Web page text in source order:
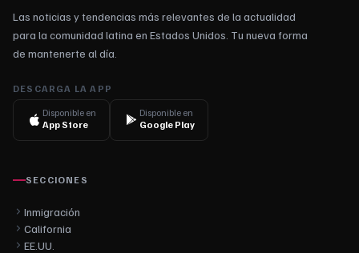
Las noticias y tendencias más relevantes de la actualidad
para la comunidad latina en Estados Unidos. Tu nueva forma
de mantenerte al día.
DESCARGA LA APP
Disponible en
App Store
Disponible en
Google Play
SECCIONES
Inmigración
California
EE.UU.